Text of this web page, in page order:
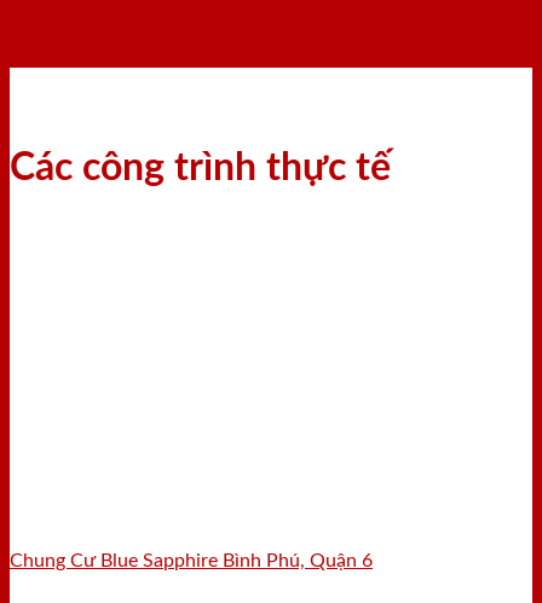
Các công trình thực tế
Chung Cư Blue Sapphire Bình Phú, Quận 6